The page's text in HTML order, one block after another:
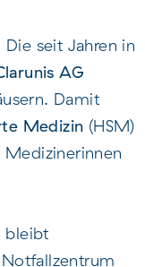
seit Jahren in
AG
Damit
Medizin (HSM)
bleibt